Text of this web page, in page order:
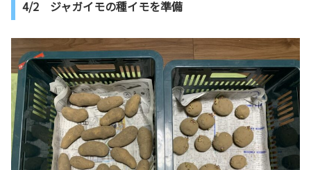
4/2 ジャガイモの種イモを準備